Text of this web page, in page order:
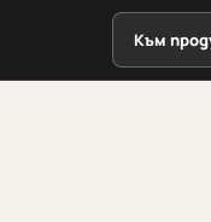
Към